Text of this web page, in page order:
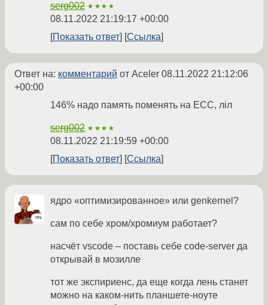
serg002 ★★★★
08.11.2022 21:19:17 +00:00
Показать ответ
Ссылка
Ответ на: комментарий от Aceler 08.11.2022 21:12:06
+00:00
146% надо память поменять на ECC, лiл
serg002 ★★★★
08.11.2022 21:19:59 +00:00
Показать ответ
Ссылка
ядро «оптимизированное» или genkernel?
сам по себе хром/хромиум работает?
насчёт vscode – поставь себе code-server да
открывай в мозилле
тот же экспириенс, да еще когда лень станет
можно на каком-нить планшете-ноуте